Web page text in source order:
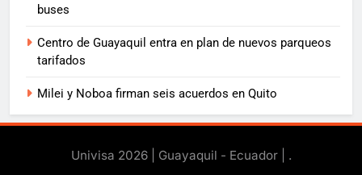
buses
Centro de Guayaquil entra en plan de nuevos parqueos
tarifados
Milei y Noboa firman seis acuerdos en Quito
Univisa 2026 | Guayaquil - Ecuador | .